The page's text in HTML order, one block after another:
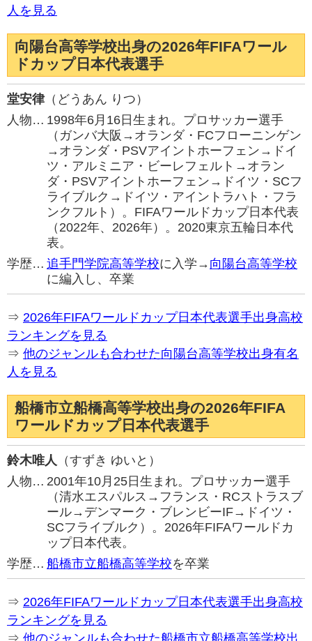
人を見る
向陽台高等学校出身の2026年FIFAワール
ドカップ日本代表選手
堂安律（どうあん りつ）
人物… 1998年6月16日生まれ。プロサッカー選手
（ガンバ大阪→オランダ・FCフローニンゲン
→オランダ・PSVアイントホーフェン→ドイ
ツ・アルミニア・ビーレフェルト→オラン
ダ・PSVアイントホーフェン→ドイツ・SCフ
ライブルク→ドイツ・アイントラハト・フラ
ンクフルト）。FIFAワールドカップ日本代表
（2022年、2026年）。2020東京五輪日本代
表。
学歴… 追手門学院高等学校に入学→ 向陽台高等学校
に編入し、卒業
⇒ 2026年FIFAワールドカップ日本代表選手出身高校
ランキングを見る
⇒ 他のジャンルも合わせた向陽台高等学校出身有名
人を見る
船橋市立船橋高等学校出身の2026年FIFA
ワールドカップ日本代表選手
鈴木唯人 （すずき ゆいと）
人物… 2001年10月25日生まれ。プロサッカー選手
（清水エスパルス→フランス・RCストラスブ
ール→デンマーク・ブレンビーIF→ドイツ・
SCフライブルク）。2026年FIFAワールドカ
ップ日本代表。
学歴… 船橋市立船橋高等学校を卒業
⇒ 2026年FIFAワールドカップ日本代表選手出身高校
ランキングを見る
⇒ 他のジャンルも合わせた船橋市立船橋高等学校出